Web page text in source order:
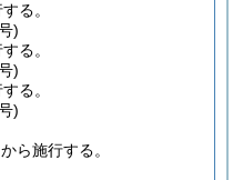
る。
)
る。
)
る。
)
ら施行する。